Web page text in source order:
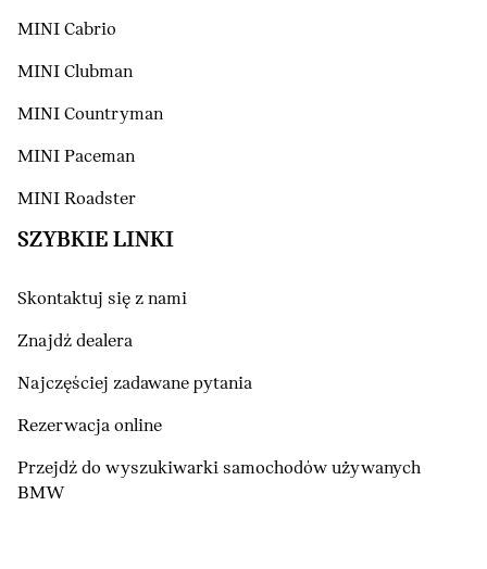
MINI Cabrio
MINI Clubman
MINI Countryman
MINI Paceman
MINI Roadster
SZYBKIE LINKI
Skontaktuj się z nami
Znajdź dealera
Najczęściej zadawane pytania
Rezerwacja online
Przejdź do wyszukiwarki samochodów używanych
BMW